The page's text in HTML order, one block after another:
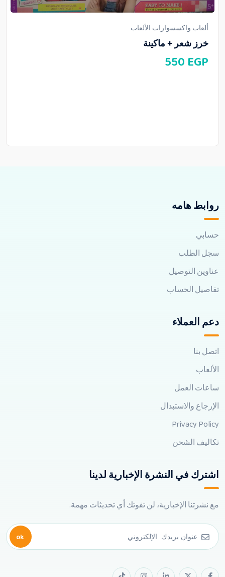
ألعاب واكسسوارات الألعاب
خرز شعر + ماكينة
550 EGP
روابط هامه
حسابي
سجل الطلب
عناوين التوصيل
تفاصيل الحساب
دعم العملاء
اتصل بنا
الألعاب
ساعات العمل
الإرجاع والاستبدال
Privacy Policy
تكاليف الشحن
اشترك في النشرة الإخبارية لدينا
مع نشرتنا الإخبارية، لن تفوتك أي تحديثات مهمة.
ok